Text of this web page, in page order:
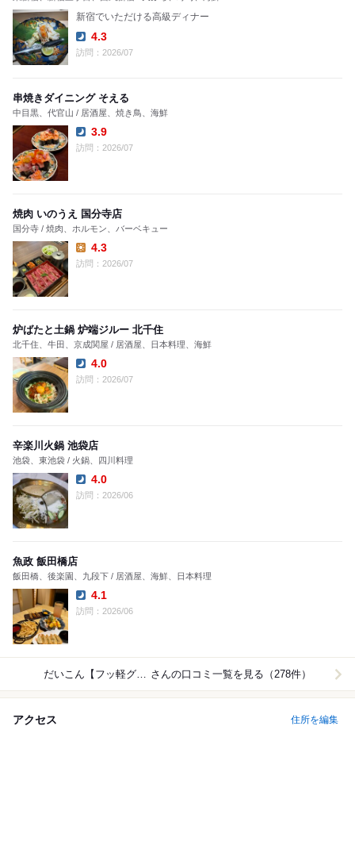
新宿でいただける高級ディナー
Dinner:
4.3
訪問：2026/07
串焼きダイニング そえる
中目黒、代官山 / 居酒屋、焼き鳥、海鮮
Dinner:
3.9
訪問：2026/07
焼肉 いのうえ 国分寺店
国分寺 / 焼肉、ホルモン、バーベキュー
Lunch:
4.3
訪問：2026/07
炉ばたと土鍋 炉端ジルー 北千住
北千住、牛田、京成関屋 / 居酒屋、日本料理、海鮮
Dinner:
4.0
訪問：2026/07
辛楽川火鍋 池袋店
池袋、東池袋 / 火鍋、四川料理
Dinner:
4.0
訪問：2026/06
魚政 飯田橋店
飯田橋、後楽園、九段下 / 居酒屋、海鮮、日本料理
Dinner:
4.1
訪問：2026/06
だいこん【フッ軽グルメ】 さんの口コミ一覧を見る（278件）
アクセス 住所を編集